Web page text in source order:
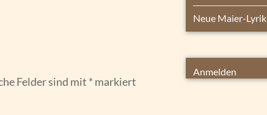
Felder sind mit * markiert
Neue Maier-Lyrik
Anmelden